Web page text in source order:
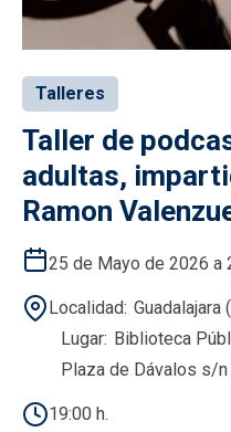
Talleres
Taller de
adultas,
Ramon
25 de Mayo de 2026 a
Localidad Guadalajara
Lugar Biblioteca
Plaza de Dávalos s/n
19:00 h.